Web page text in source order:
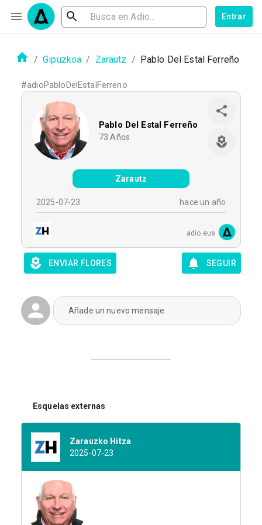
Entrar
/ Gipuzkoa / Zarautz / Pablo Del Estal Ferreño
#adioPabloDelEstalFerreno
Pablo Del Estal Ferreño
73 Años
Zarautz
2025-07-23 hace un año
adio.eus
ENVIAR FLORES SEGUIR
Añade un nuevo mensaje
Esquelas externas
Zarauzko Hitza
2025-07-23